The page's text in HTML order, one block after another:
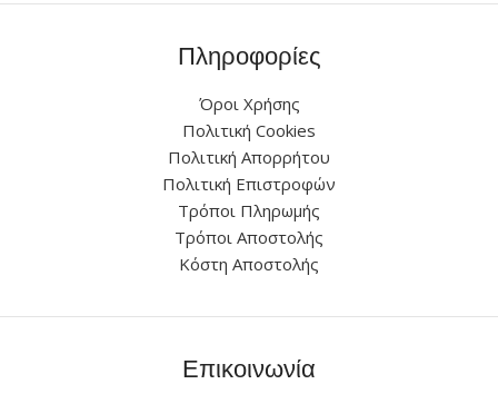
Πληροφορίες
Όροι Χρήσης
Πολιτική Cookies
Πολιτική Απορρήτου
Πολιτική Επιστροφών
Τρόποι Πληρωμής
Τρόποι Αποστολής
Κόστη Αποστολής
Επικοινωνία